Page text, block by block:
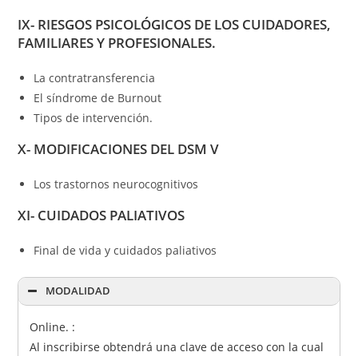
IX- RIESGOS PSICOLÓGICOS DE LOS CUIDADORES,
FAMILIARES Y PROFESIONALES.
La contratransferencia
El síndrome de Burnout
Tipos de intervención.
X- MODIFICACIONES DEL DSM V
Los trastornos neurocognitivos
XI- CUIDADOS PALIATIVOS
Final de vida y cuidados paliativos
MODALIDAD
Online. :
Al inscribirse obtendrá una clave de acceso con la cual